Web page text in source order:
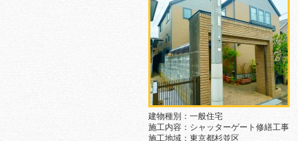
建物種別：一般住宅
施工内容：シャッターゲート修繕工事
施工地域：東京都杉並区